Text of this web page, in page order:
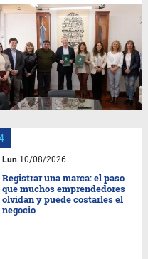
Lun 10/08/2026
Registrar una marca: el paso
que muchos emprendedores
olvidan y puede costarles el
negocio